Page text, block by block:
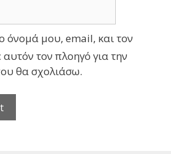
όνομά μου, email, και τον
τον πλοηγό για την
θα σχολιάσω.